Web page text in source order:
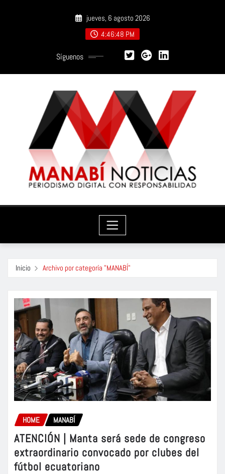
jueves, 6 agosto 2026
4:46:49 PM
Síguenos
Inicio Archivo por categoría "MANABÍ"
HOME MANABÍ
ATENCIÓN | Manta será sede de congreso
extraordinario convocado por clubes del
fútbol ecuatoriano